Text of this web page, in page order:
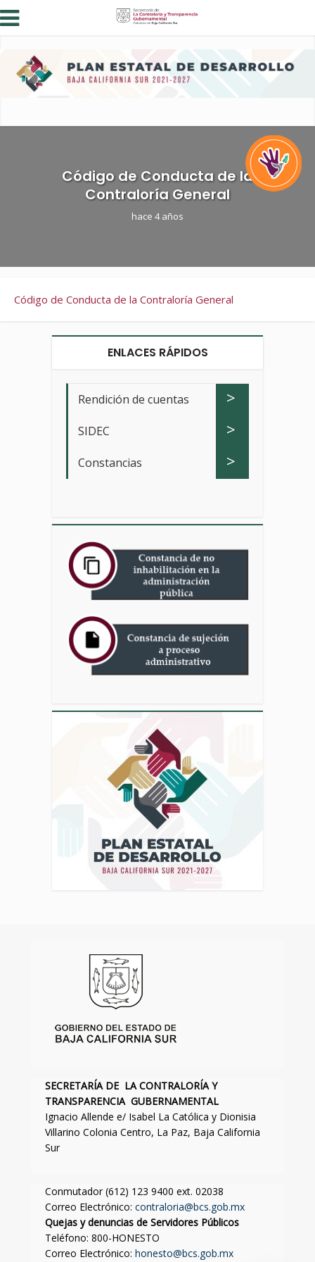
Código de Conducta de la
Contraloría General
hace 4 años
Código de Conducta de la Contraloría General
ENLACES RÁPIDOS
Rendición de cuentas >
SIDEC >
Constancias >
SECRETARÍA DE LA CONTRALORÍA Y
TRANSPARENCIA GUBERNAMENTAL
Ignacio Allende e/ Isabel La Católica y Dionisia
Villarino Colonia Centro, La Paz, Baja California
Sur
Conmutador (612) 123 9400 ext. 02038
Correo Electrónico: contraloria@bcs.gob.mx
Quejas y denuncias de Servidores Públicos
Teléfono: 800-HONESTO
Correo Electrónico: honesto@bcs.gob.mx